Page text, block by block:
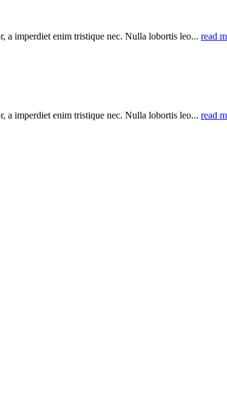
a imperdiet enim tristique nec. Nulla lobortis leo... read
a imperdiet enim tristique nec. Nulla lobortis leo... read